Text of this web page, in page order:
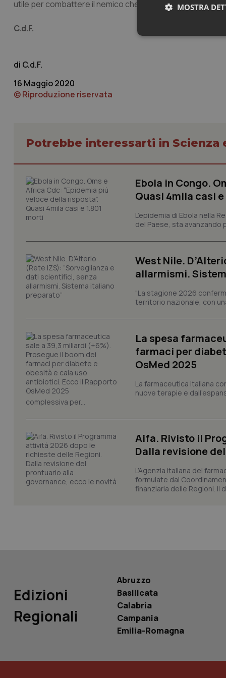
utile per combattere il nemico che conosciamo ancora
C.d.F.
C.d.F.
16 Maggio 2020
© Riproduzione riservata
Potrebbe interessarti in Scienza
Ebola in Congo.
Quasi 4mila casi
L’epidemia di Ebola nella
del Paese, sta avanzando
West Nile.
allarmismi.
“La stagione 2026
territorio nazionale, con
La spesa
farmaci per
OsMed 2025
La farmaceutica italiana
nuove terapie e
complessiva per...
Aifa. Rivisto il
Dalla revisione
L’Agenzia italiana del
formulate dal
finanziaria delle Regioni. Il
Edizioni
Regionali
Abruzzo
Basilicata
Calabria
Campania
Emilia-Romagna
MOSTRA
tracking-sites-
tracking-enable
session-id
PHPSESSID
_ga_KM60CM4NPH
named-enable